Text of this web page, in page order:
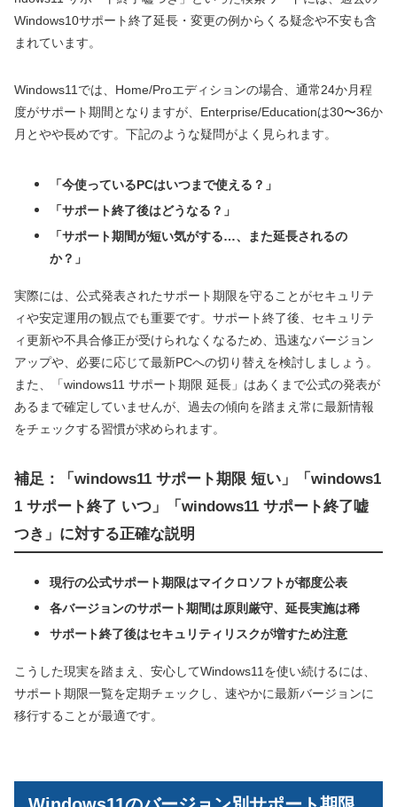
Windows10サポート終了延長・変更の例からくる疑念や不安も含
まれています。
Windows11では、Home/Proエディションの場合、通常24か月程
度がサポート期間となりますが、Enterprise/Educationは30〜36か
月とやや長めです。下記のような疑問がよく見られます。
「今使っているPCはいつまで使える？」
「サポート終了後はどうなる？」
「サポート期間が短い気がする…、また延長されるの
か？」
実際には、公式発表されたサポート期限を守ることがセキュリテ
ィや安定運用の観点でも重要です。サポート終了後、セキュリテ
ィ更新や不具合修正が受けられなくなるため、迅速なバージョン
アップや、必要に応じて最新PCへの切り替えを検討しましょう。
また、「windows11 サポート期限 延長」はあくまで公式の発表が
あるまで確定していませんが、過去の傾向を踏まえ常に最新情報
をチェックする習慣が求められます。
補足：「windows11 サポート期限 短い」「windows1
1 サポート終了 いつ」「windows11 サポート終了嘘
つき」に対する正確な説明
現行の公式サポート期限はマイクロソフトが都度公表
各バージョンのサポート期間は原則厳守、延長実施は稀
サポート終了後はセキュリティリスクが増すため注意
こうした現実を踏まえ、安心してWindows11を使い続けるには、
サポート期限一覧を定期チェックし、速やかに最新バージョンに
移行することが最適です。